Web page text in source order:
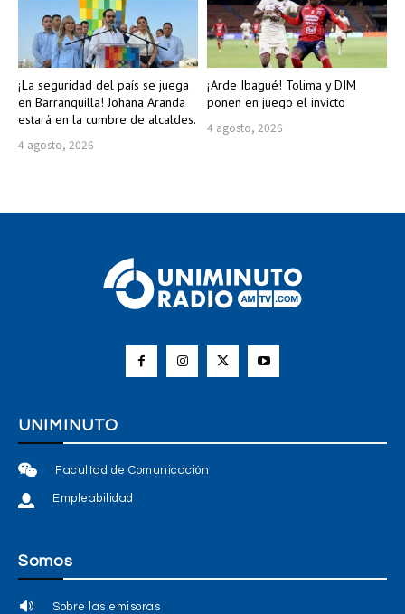
¡La seguridad del país se juega
en Barranquilla! Johana Aranda
estará en la cumbre de alcaldes.
4 agosto, 2026
¡Arde Ibagué! Tolima y DIM
ponen en juego el invicto
4 agosto, 2026
UNIMINUTO
Facultad de Comunicación
Empleabilidad
Somos
Sobre las emisoras